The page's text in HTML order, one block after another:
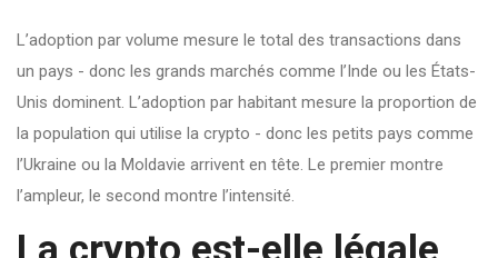
L’adoption par volume mesure le total des transactions dans
un pays - donc les grands marchés comme l’Inde ou les États-
Unis dominent. L’adoption par habitant mesure la proportion de
la population qui utilise la crypto - donc les petits pays comme
l’Ukraine ou la Moldavie arrivent en tête. Le premier montre
l’ampleur, le second montre l’intensité.